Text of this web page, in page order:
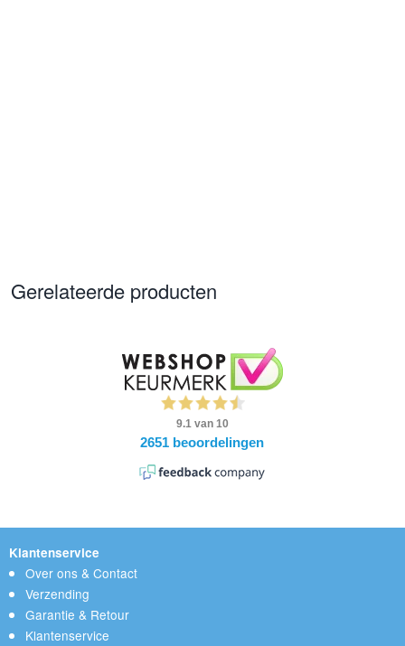
Gerelateerde producten
Klantenservice
Over ons & Contact
Verzending
Garantie & Retour
Klantenservice